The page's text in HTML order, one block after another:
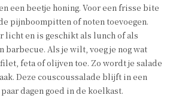
een beetje honing. Voor een frisse bite
pijnboompitten of noten toevoegen.
licht en is geschikt als lunch of als
barbecue. Als je wilt, voeg je nog wat
feta of olijven toe. Zo wordt je salade
Deze couscoussalade blijft in een
dagen goed in de koelkast.